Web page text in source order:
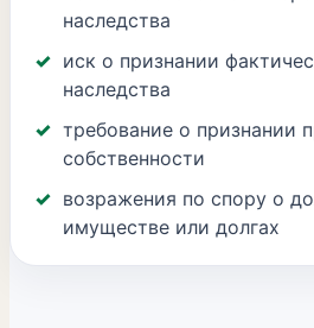
наследства
иск о признании
наследства
требование о признании
собственности
возражения по спору о
имуществе или долгах